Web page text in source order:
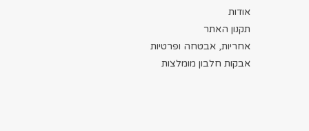
אודות
תקנון האתר
אחריות, אבטחה ופרטיות
אבקות חלבון מומלצות